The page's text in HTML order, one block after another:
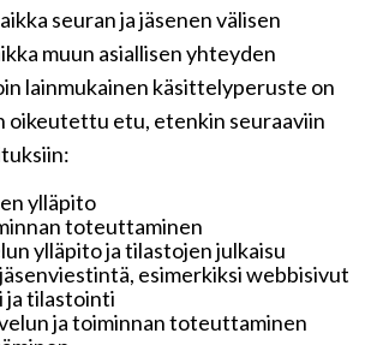
seuran ja jäsenen välisen
muun asiallisen yhteyden
lainmukainen käsittelyperuste on
oikeutettu etu, etenkin seuraaviin
ylläpito
toteuttaminen
ylläpito ja tilastojen julkaisu
esimerkiksi webbisivut
ja tilastointi
ja toiminnan toteuttaminen